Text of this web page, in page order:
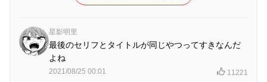
星影明里
最後のセリフとタイトルが同じやつってすきなんだ
よね
2021/08/25 00:01 11221